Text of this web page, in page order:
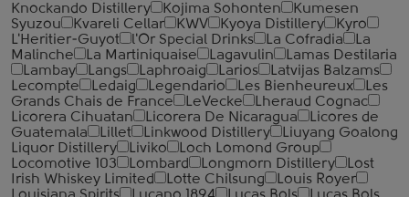
Knockando Distillery
Kojima Sohonten
Kumesen
Syuzou
Kvareli Cellar KWV Kyoya Distillery
Kyro
L'Heritier-Guyot
l'Or Special Drinks La Cofradia
La
Malinche
La Martiniquaise Lagavulin
Lamas Destilaria
Lambay
Langs Laphroaig Larios
Latvijas Balzams
Lecompte
Ledaig Legendario Les Bienheureux
Les
Grands Chais de France
LeVecke
Lheraud Cognac
Licorera Cihuatan
Licorera De Nicaragua
Licores de
Guatemala
Lillet Linkwood Distillery
Liuyang Goalong
Liquor Distillery
Liviko
Loch Lomond Group
Locomotive 103
Lombard Longmorn Distillery
Lost
Irish Whiskey Limited
Lotte Chilsung
Louis Royer